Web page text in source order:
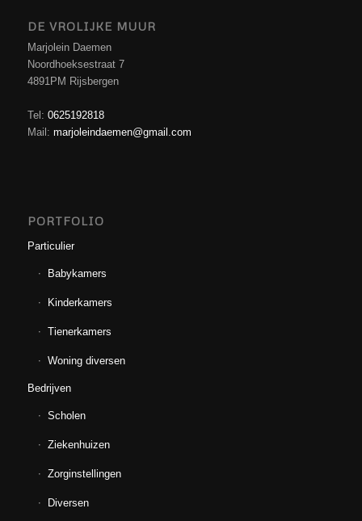
DE VROLIJKE MUUR
Marjolein Daemen
Noordhoeksestraat 7
4891PM Rijsbergen
Tel: 0625192818
Mail: marjoleindaemen@gmail.com
PORTFOLIO
Particulier
Babykamers
Kinderkamers
Tienerkamers
Woning diversen
Bedrijven
Scholen
Ziekenhuizen
Zorginstellingen
Diversen